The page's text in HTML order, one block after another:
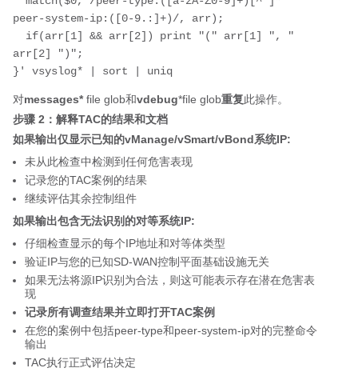
peer-system-ip:([0-9.:]+)/, arr);
arr[2] ")";
}' vsyslog* | sort | uniq
对messages*file glob和vdebug*file glob重复此操作。
步骤 2：解释TAC的结果和文档
如果输出仅显示已知的vManage/vSmart/vBond系统IP:
未从此检查中检测到任何危害表现
记录您的TAC案例的结果
继续评估其余控制组件
如果输出包含无法识别的对等系统IP:
仔细检查显示的每个IP地址和对等体类型
验证IP与您的已知SD-WAN控制平面基础设施无关
如果无法将源IP识别为合法，则这可能表示存在潜在危害表
现
记录所有调查结果并立即打开TAC案例
在您的案例中包括peer-type和peer-system-ip对的完整命令
输出
TAC执行正式评估决定